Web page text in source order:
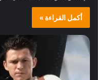
أكمل القراءة »